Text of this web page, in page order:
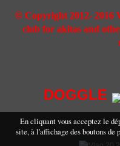
© Copyright 2012- 2016
club for akitas and
DOGGLE
En cliquant vous acceptez le
site, à l'affichage des boutons de